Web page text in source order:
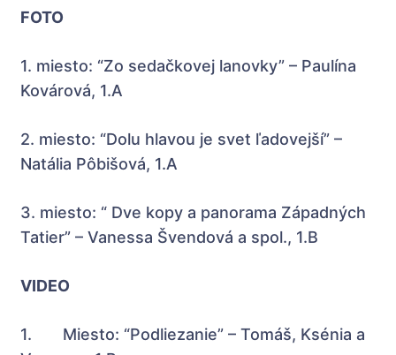
FOTO
1. miesto: “Zo sedačkovej lanovky” – Paulína
Kovárová, 1.A
2. miesto: “Dolu hlavou je svet ľadovejší” –
Natália Pôbišová, 1.A
3. miesto: “ Dve kopy a panorama Západných
Tatier” – Vanessa Švendová a spol., 1.B
VIDEO
1. Miesto: “Podliezanie” – Tomáš, Ksénia a